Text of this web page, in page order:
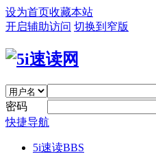
设为首页收藏本站
开启辅助访问 切换到窄版
密码
快捷导航
5i速读BBS